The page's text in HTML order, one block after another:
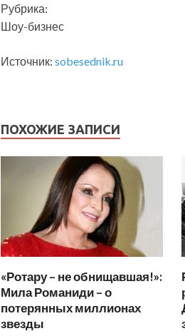
Рубрика:
Шоу-бизнес
Источник: sobesednik.ru
ПОХОЖИЕ ЗАПИСИ
«Ротару – не обнищавшая!»:
Мила Романиди – о
потерянных миллионах
звезды